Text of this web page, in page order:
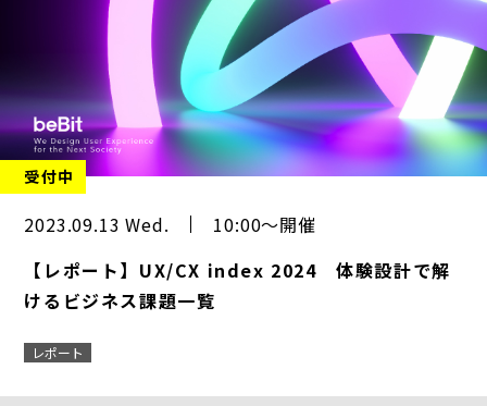
受付中
2023.09.13 Wed.
10:00～開催
【レポート】UX/CX index 2024 体験設計で解
けるビジネス課題一覧
レポート